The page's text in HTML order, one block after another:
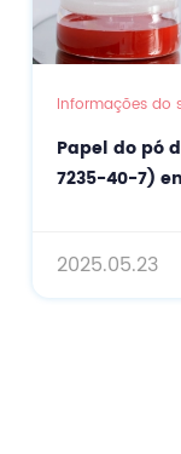
Informações do
Papel do pó
7235-40-7)
2025.05.23